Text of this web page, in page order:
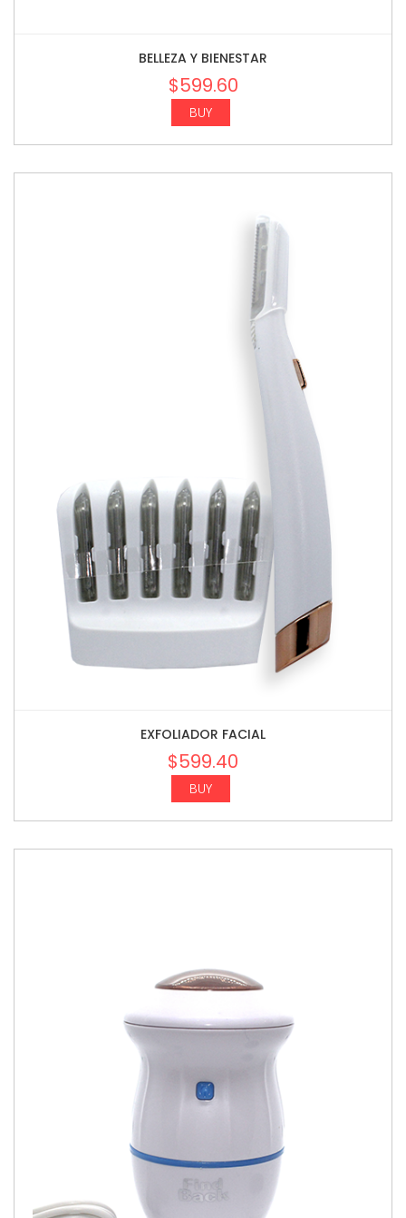
BELLEZA Y BIENESTAR
$599.60
BUY
EXFOLIADOR FACIAL
$599.40
BUY